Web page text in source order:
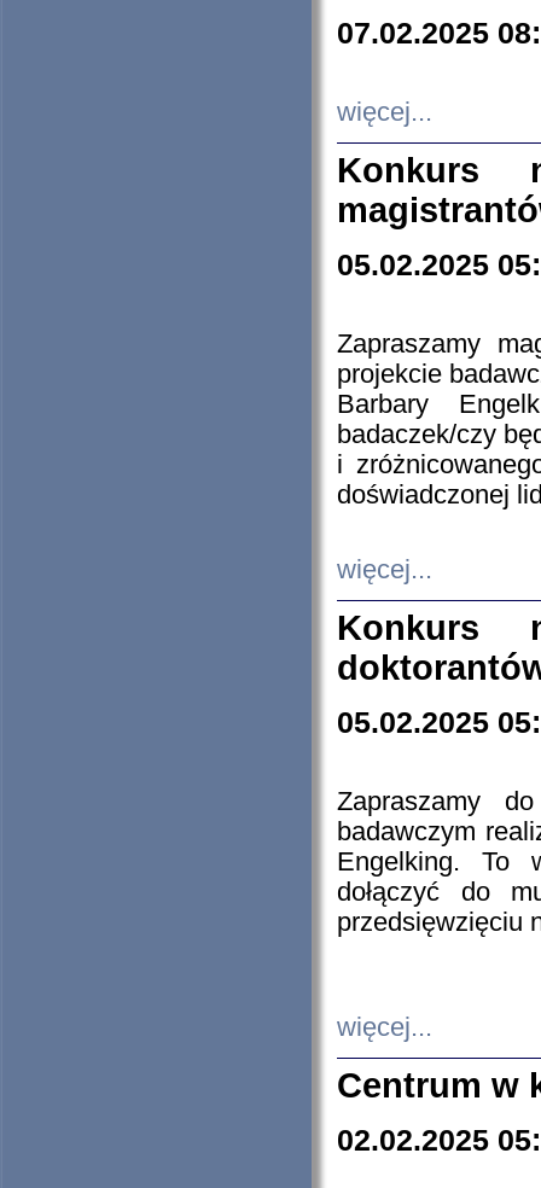
07.02.2025
więcej...
Konkurs
05.02.2025
Zapraszamy
projekcie
Barbary
badaczek/czy
i
doświadczonej
więcej...
Konkurs
05.02.2025
Zapraszamy
badawczym
Engelking. To
dołączyć do
przedsięwzięciu
więcej...
Centrum w
02.02.2025